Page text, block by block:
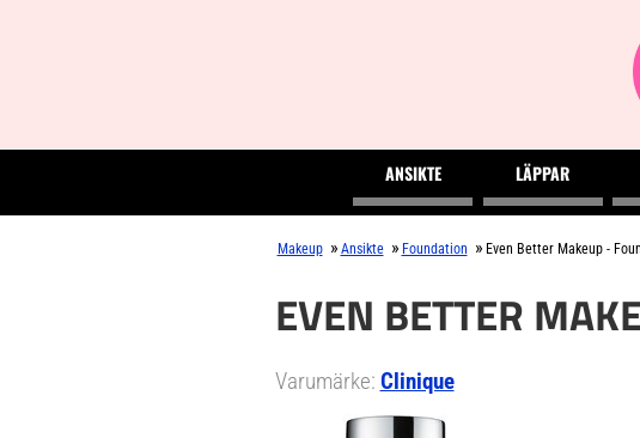
ANSIKTE LÄPPAR
Makeup » Ansikte » Foundation » Even Better Makeup -
EVEN BETTER
Varumärke: Clinique